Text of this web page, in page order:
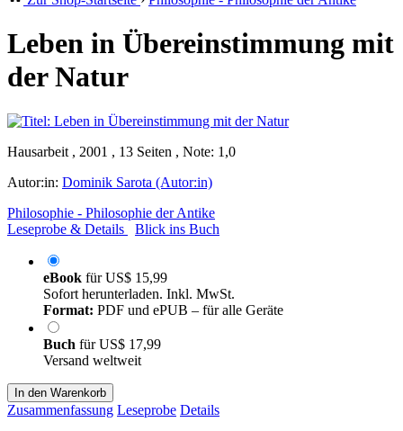
Leben in Übereinstimmung mit
der Natur
Hausarbeit , 2001 , 13 Seiten , Note: 1,0
Autor:in: Dominik Sarota (Autor:in)
Philosophie - Philosophie der Antike
Leseprobe & Details
Blick ins Buch
eBook fürUS$ 15,99
Sofort herunterladen. Inkl. MwSt.
Format: PDF und ePUB – für alle Geräte
Buch fürUS$ 17,99
Versand weltweit
In den Warenkorb
Zusammenfassung Leseprobe Details